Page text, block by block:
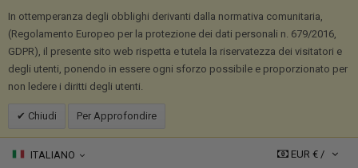
In ottemperanza degli obblighi derivanti dalla normativa comunitaria,
(Regolamento Europeo per la protezione dei dati personali n. 679/2016,
GDPR), il presente sito web rispetta e tutela la riservatezza dei visitatori e
degli utenti, ponendo in essere ogni sforzo possibile e proporzionato per
non ledere i diritti degli utenti.
Chiudi Per Approfondire
ITALIANO EUR € /